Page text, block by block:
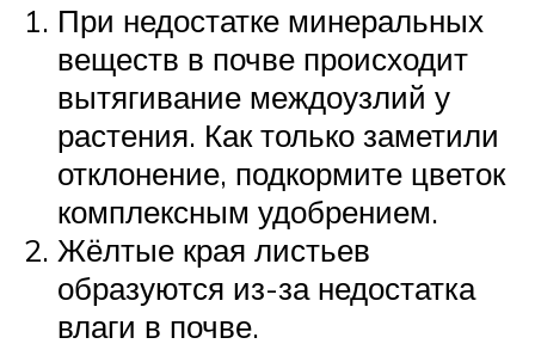
При недостатке минеральных
веществ в почве происходит
вытягивание междоузлий у
растения. Как только заметили
отклонение, подкормите цветок
комплексным удобрением.
Жёлтые края листьев
образуются из-за недостатка
влаги в почве.